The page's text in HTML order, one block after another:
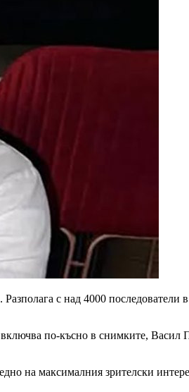
с над 4000
по-късно в снимките,
на максималния зрителски